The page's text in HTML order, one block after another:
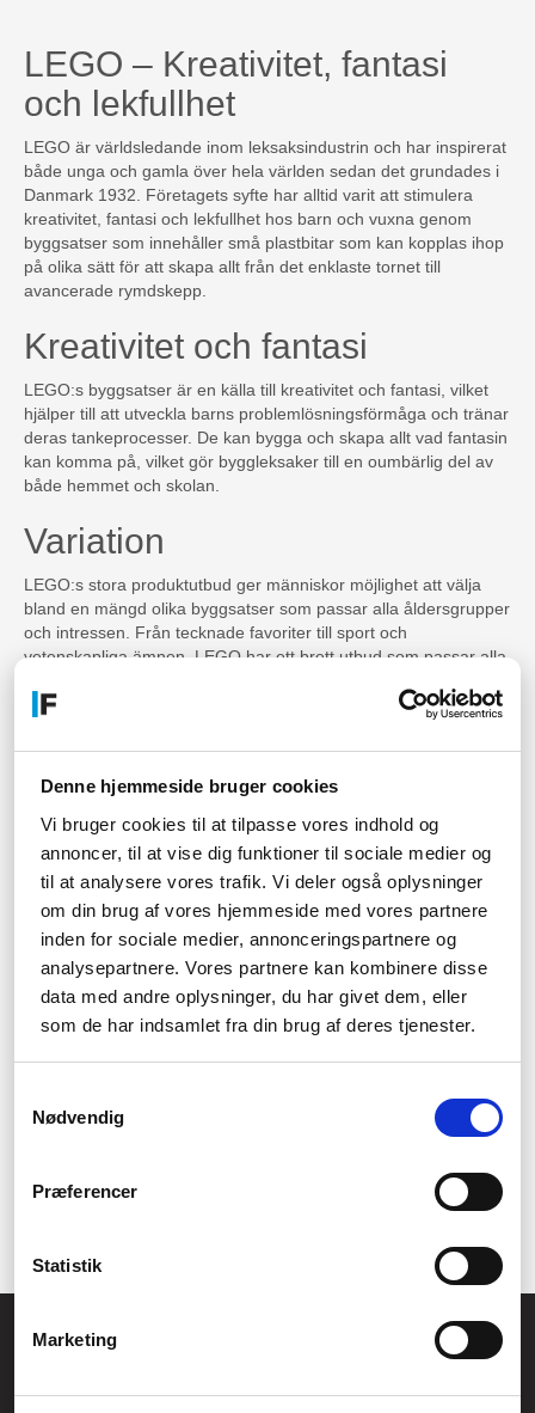
Denne hjemmeside bruger cookies
Vi bruger cookies til at tilpasse vores indhold og
annoncer, til at vise dig funktioner til sociale medier og
til at analysere vores trafik. Vi deler også oplysninger
om din brug af vores hjemmeside med vores partnere
inden for sociale medier, annonceringspartnere og
analysepartnere. Vores partnere kan kombinere disse
data med andre oplysninger, du har givet dem, eller
som de har indsamlet fra din brug af deres tjenester.
Nødvendig
Præferencer
Statistik
Marketing
LEGO – Kreativitet, fantasi
och lekfullhet
LEGO är världsledande inom leksaksindustrin och har inspirerat
både unga och gamla över hela världen sedan det grundades i
Danmark 1932. Företagets syfte har alltid varit att stimulera
kreativitet, fantasi och lekfullhet hos barn och vuxna genom
byggsatser som innehåller små plastbitar som kan kopplas ihop
på olika sätt för att skapa allt från det enklaste tornet till
avancerade rymdskepp.
Kreativitet och fantasi
LEGO:s byggsatser är en källa till kreativitet och fantasi, vilket
hjälper till att utveckla barns problemlösningsförmåga och tränar
deras tankeprocesser. De kan bygga och skapa allt vad fantasin
kan komma på, vilket gör byggleksaker till en oumbärlig del av
både hemmet och skolan.
Variation
LEGO:s stora produktutbud ger människor möjlighet att välja
bland en mängd olika byggsatser som passar alla åldersgrupper
och intressen. Från tecknade favoriter till sport och
vetenskapliga ämnen, LEGO har ett brett utbud som passar alla.
Uppmuntrar samarbete
LEGO har utvecklat lek- och utbildningsprodukter som
uppmuntrar till samarbete, både hemma och i skolan.
bygga och skapa något tillsammans kan stärka band och lära ut
viktiga sociala färdigheter.
Kvalitet
LEGO byggsatser är tillverkade med högsta kvalitet och
noggrannhet, vilket garanterar att de kan byggas om och om
igen. Deras tåliga bitar kommer att hålla för både lek och för att
lekfullt utforska olika sätt att bygga.
LEGO har också utvecklat utbildningsprodukter som uppmuntrar
tekniska utmaningar i deras byggsatser. Detta gör att LEGO blir
en användbar resurs både i skolan och för hemmaträning, där
det hjälper till att utveckla intresse för vetenskap och teknik.
Allmänna frågor: